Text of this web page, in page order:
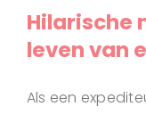
Hilarische
leven van
Als een